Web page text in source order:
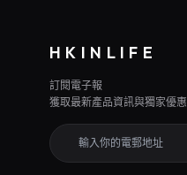
HKINLIFE
訂閱電子報
獲取最新產品資訊與獨家優惠